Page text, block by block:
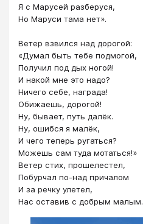
Я с Марусей разберуся,
Но Маруси тама нет».
Ветер взвился над дорогой:
«Думал быть тебе подмогой,
Получил под дых ногой!
И накой мне это надо?
Ничего себе, награда!
Обижаешь, дорогой!
Ну, бывает, путь далёк.
Ну, ошибся я малёк,
И чего теперь ругаться?
Можешь сам туда мотаться!»
Ветер стих, прошелестел,
Побурчал по-над причалом
И за речку улетел,
Нас оставив с добрым малым.